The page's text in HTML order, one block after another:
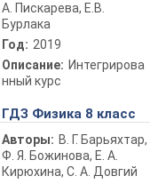
А. Пискарева, Е.В.
Бурлака
Год: 2019
Описание: Интегрирова
нный курс
ГДЗ Физика 8 класс
Авторы: В. Г. Барьяхтар,
Ф. Я. Божинова, Е. А.
Кирюхина, С. А. Довгий